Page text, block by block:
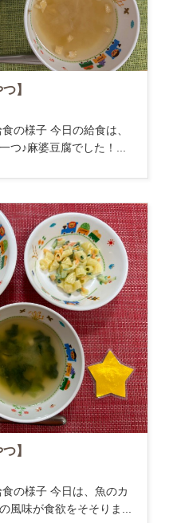
】
の様子 今日の給食は、
つ♪麻婆豆腐でした！...
】
の様子 今日は、魚のカ
風味が食欲をそそりま...